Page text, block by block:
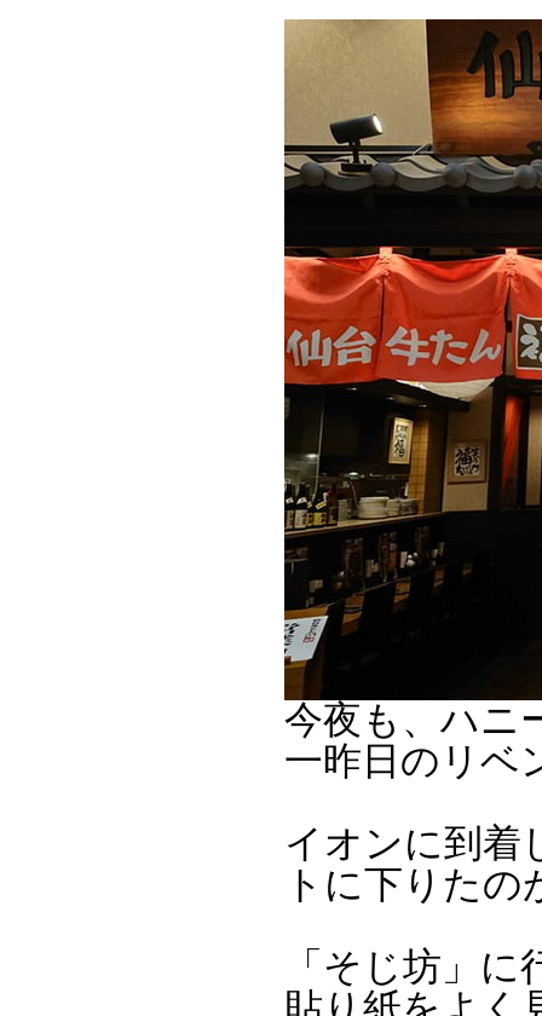
今夜も、ハニ
一昨日のリベ
イオンに到着
トに下りたの
「そじ坊」